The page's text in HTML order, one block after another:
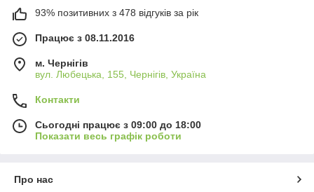
93% позитивних з 478 відгуків за рік
Працює з 08.11.2016
м. Чернігів
вул. Любецька, 155, Чернігів, Україна
Контакти
Сьогодні працює з 09:00 до 18:00
Показати весь графік роботи
Про нас